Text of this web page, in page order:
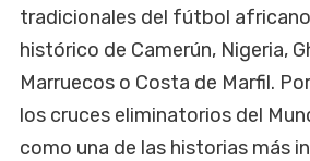
tradicionales del fútbol
histórico de Camerún, Nigeria,
Marruecos o Costa de Marfil.
los cruces eliminatorios del
como una de las historias más